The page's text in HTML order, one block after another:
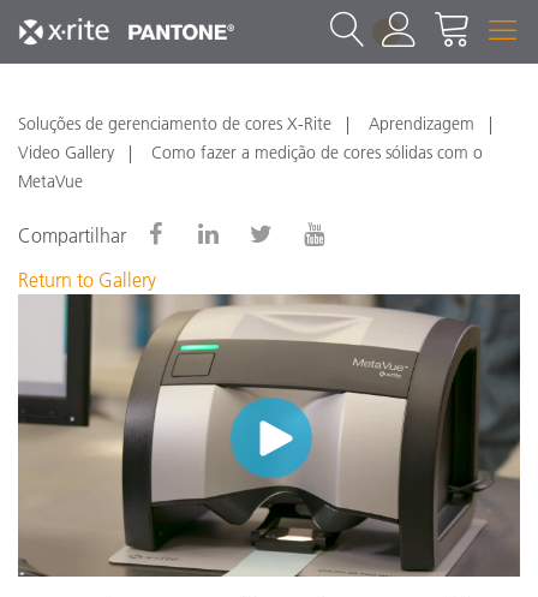
1
Soluções de gerenciamento de cores X-Rite
Aprendizagem
Video Gallery
Como fazer a medição de cores sólidas com o
MetaVue
Compartilhar
Return to Gallery